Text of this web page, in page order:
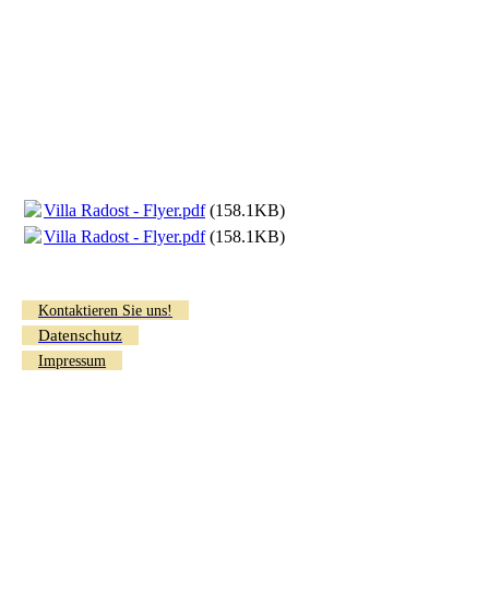
Villa Radost - Flyer.pdf(158.1KB)
Villa Radost - Flyer.pdf(158.1KB)
Kontaktieren Sie uns!
Datenschutz
Impressum